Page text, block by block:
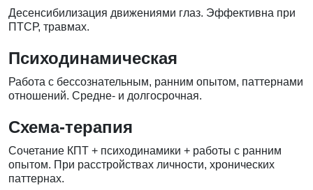
Десенсибилизация движениями глаз. Эффективна при
ПТСР, травмах.
Психодинамическая
Работа с бессознательным, ранним опытом, паттернами
отношений. Средне- и долгосрочная.
Схема-терапия
Сочетание КПТ + психодинамики + работы с ранним
опытом. При расстройствах личности, хронических
паттернах.